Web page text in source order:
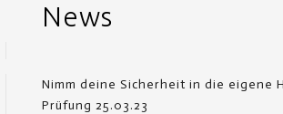
News
Nimm deine Sicherheit in die eigene
Prüfung 25.03.23